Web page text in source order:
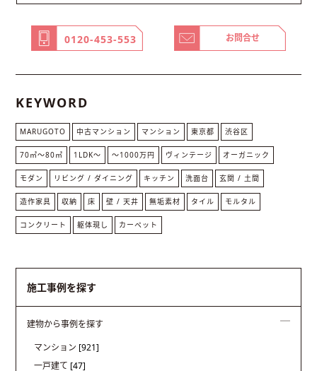
0120-453-553 お問合せ
KEYWORD
MARUGOTO 中古マンション マンション 東京都 渋谷区
70㎡〜80㎡ 1LDK〜 〜1000万円 ヴィンテージ オーガニック
モダン リビング / ダイニング キッチン 洗面台 玄関 / 土間
造作家具 収納 床 壁 / 天井 無垢素材 タイル モルタル
コンクリート 躯体現し カーペット
施工事例を探す
建物から事例を探す
マンション [921]
一戸建て [47]